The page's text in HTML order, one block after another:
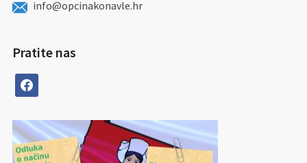
info@opcinakonavle.hr
Pratite nas
facebook